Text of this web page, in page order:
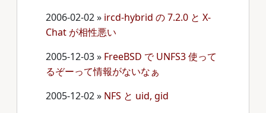
2006-02-02» ircd-hybrid の 7.2.0 と X-
Chat が相性悪い
2005-12-03» FreeBSD で UNFS3 使って
るぞーって情報がないなぁ
2005-12-02» NFS と uid, gid